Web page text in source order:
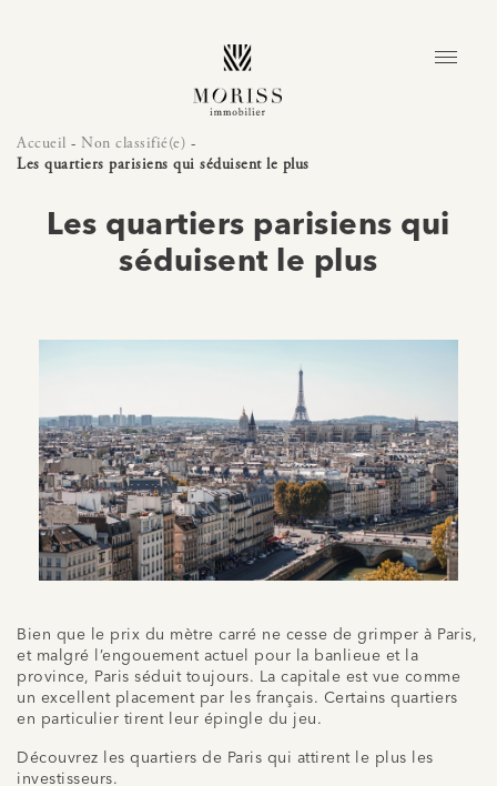
Accueil - Non classifié(e) -
Les quartiers parisiens qui séduisent le plus
Les quartiers parisiens qui
séduisent le plus
Bien que le prix du mètre carré ne cesse de grimper à Paris,
et malgré l’engouement actuel pour la banlieue et la
province, Paris séduit toujours. La capitale est vue comme
un excellent placement par les français. Certains quartiers
en particulier tirent leur épingle du jeu.
Découvrez les quartiers de Paris qui attirent le plus les
investisseurs.